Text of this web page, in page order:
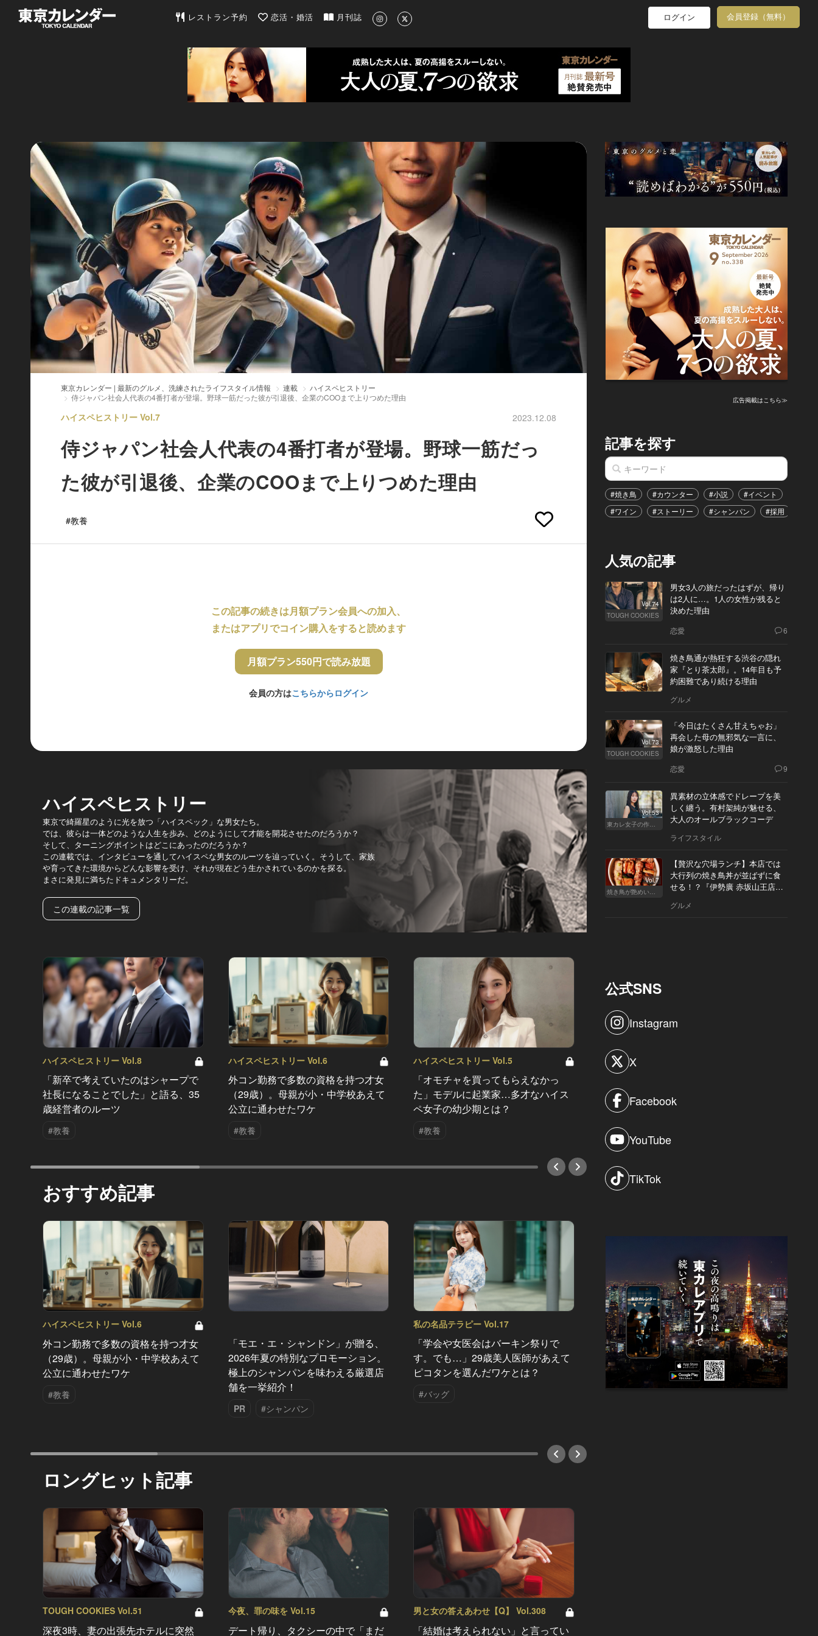
東京カレンダー | 最新のグルメ、洗練されたライフスタイル情報
レストラン予約 恋活・婚活 月刊誌 ログイン 会員登録（無料）
東京カレンダー | 最新のグルメ、洗練されたライフスタイル情報 連載
ハイスペヒストリー
侍ジャパン社会人代表の4番打者が登場。野球一筋だった彼が引退後、企業のCOOまで上りつめた理由
ハイスペヒストリー Vol.7 2023.12.08
侍ジャパン社会人代表の4番打者が登場。野球一筋だっ
た彼が引退後、企業のCOOまで上りつめた理由
#教養
この記事の続きは月額プラン会員への加入、
またはアプリでコイン購入をすると読めます
月額プラン550円で読み放題
会員の方はこちらからログイン
ハイスペヒストリー
東京で綺羅星のように光を放つ「ハイスペック」な男女たち。
では、彼らは一体どのような人生を歩み、どのようにして才能を開花させたのだろうか？
そして、ターニングポイントはどこにあったのだろうか？
この連載では、インタビューを通してハイスペな男女のルーツを辿っていく。そうして、家族
や育ってきた環境からどんな影響を受け、それが現在どう生かされているのかを探る。
まさに発見に満ちたドキュメンタリーだ。
この連載の記事一覧
ハイスペヒストリー Vol.8
「新卒で考えていたのはシャープで
社長になることでした」と語る、35
歳経営者のルーツ
#教養
ハイスペヒストリー Vol.6
外コン勤務で多数の資格を持つ才女
（29歳）。母親が小・中学校あえて
公立に通わせたワケ
#教養
ハイスペヒストリー Vol.5
「オモチャを買ってもらえなかっ
た」モデルに起業家…多才なハイス
ペ女子の幼少期とは？
#教養
ハイスペヒストリー Vol.4
に描いた自分が進むべきロードマッ
プとは
#教養
おすすめ記事
ハイスペヒストリー Vol.6
外コン勤務で多数の資格を持つ才女
（29歳）。母親が小・中学校あえて
公立に通わせたワケ
#教養
「モエ・エ・シャンドン」が贈る、
2026年夏の特別なプロモーション。
極上のシャンパンを味わえる厳選店
舗を一挙紹介！
PR #シャンパン
私の名品テラピー Vol.17
「学会や女医会はバーキン祭りで
す。でも…」29歳美人医師があえて
ピコタンを選んだワケとは？
#バッグ
華麗なる転職～年収1,000万超の道～
Vol.13
“月給7万円の皿洗い”から“年商30
億”へ！その成功を手放した男が辿り
オトナ
なんて
相手に
ロングヒット記事
TOUGH COOKIES Vol.51
深夜3時、妻の出張先ホテルに突然
今夜、罪の味を Vol.15
デート帰り、タクシーの中で「まだ
男と女の答えあわせ【Q】 Vol.308
「結婚は考えられない」と言ってい
広告掲載はこちら≫
記事を探す
#焼き鳥 #カウンター #小説 #イベント
#ワイン
#ストーリー #シャンパン #採用
人気の記事
Vol.74
TOUGH COOKIES
男女3人の旅だったはずが、帰り
は2人に…。1人の女性が残ると
決めた理由
恋愛 6
焼き鳥通が熱狂する渋谷の隠れ
家『とり茶太郎』。14年目も予
約困難であり続ける理由
グルメ
Vol.73
TOUGH COOKIES
「今日はたくさん甘えちゃお」
再会した母の無邪気な一言に、
娘が激怒した理由
恋愛 9
Vol.53
東カレ女子の作り方
異素材の立体感でドレープを美
しく纏う。有村架純が魅せる、
大人のオールブラックコーデ
ライフスタイル
Vol.7
焼き鳥が艶めいてきた
【贅沢な穴場ランチ】本店では
大行列の焼き鳥丼が並ばずに食
せる！？『伊勢廣 赤坂山王店』
グルメ
公式SNS
Instagram
X
Facebook
YouTube
TikTok